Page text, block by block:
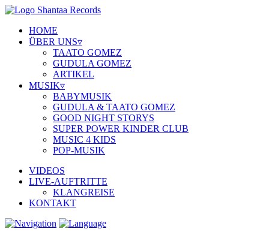
HOME
ÜBER UNS▿
TAATO GOMEZ
GUDULA GOMEZ
ARTIKEL
MUSIK▿
BABYMUSIK
GUDULA & TAATO GOMEZ
GOOD NIGHT STORYS
SUPER POWER KINDER CLUB
MUSIC 4 KIDS
POP-MUSIK
VIDEOS
LIVE-AUFTRITTE
KLANGREISE
KONTAKT